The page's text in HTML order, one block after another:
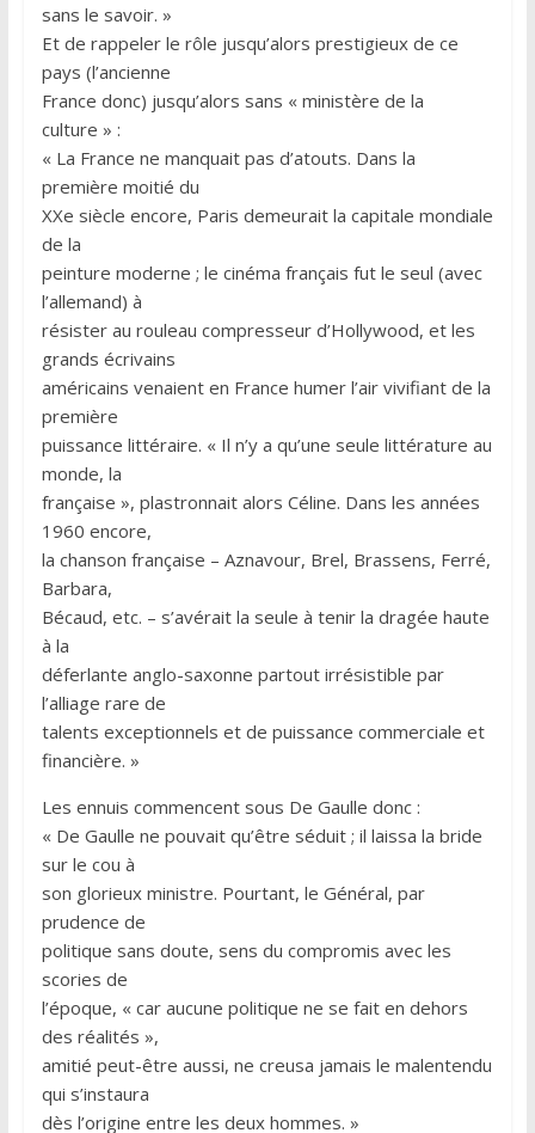
sans le savoir. »
Et de rappeler le rôle jusqu’alors prestigieux de ce
pays (l’ancienne
France donc) jusqu’alors sans « ministère de la
culture » :
« La France ne manquait pas d’atouts. Dans la
première moitié du
XXe siècle encore, Paris demeurait la capitale mondiale
de la
peinture moderne ; le cinéma français fut le seul (avec
l’allemand) à
résister au rouleau compresseur d’Hollywood, et les
grands écrivains
américains venaient en France humer l’air vivifiant de la
première
puissance littéraire. « Il n’y a qu’une seule littérature au
monde, la
française », plastronnait alors Céline. Dans les années
1960 encore,
la chanson française – Aznavour, Brel, Brassens, Ferré,
Barbara,
Bécaud, etc. – s’avérait la seule à tenir la dragée haute
à la
déferlante anglo-saxonne partout irrésistible par
l’alliage rare de
talents exceptionnels et de puissance commerciale et
financière. »
Les ennuis commencent sous De Gaulle donc :
« De Gaulle ne pouvait qu’être séduit ; il laissa la bride
sur le cou à
son glorieux ministre. Pourtant, le Général, par
prudence de
politique sans doute, sens du compromis avec les
scories de
l’époque, « car aucune politique ne se fait en dehors
des réalités »,
amitié peut-être aussi, ne creusa jamais le malentendu
qui s’instaura
dès l’origine entre les deux hommes. »